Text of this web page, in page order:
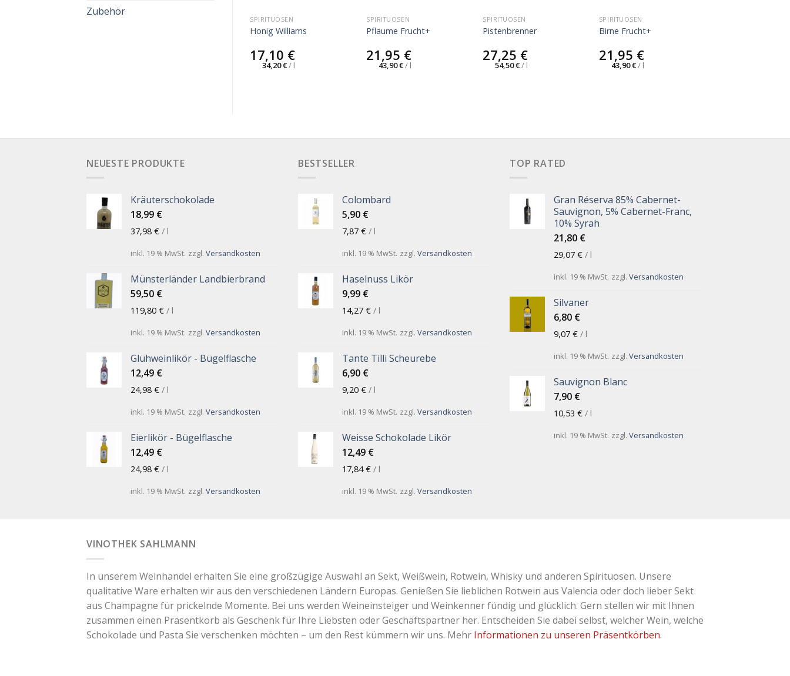
Zubehör
SPIRITUOSEN
Honig Williams
17,10 €
34,20€/ l
SPIRITUOSEN
Pflaume Frucht+
21,95 €
43,90€/ l
SPIRITUOSEN
Pistenbrenner
27,25 €
54,50€/ l
SPIRITUOSEN
Birne Frucht+
21,95 €
43,90€/ l
NEUESTE PRODUKTE
Kräuterschokolade
18,99 €
37,98 € / l
inkl. 19 % MwSt. zzgl. Versandkosten
Münsterländer Landbierbrand
59,50 €
119,80 € / l
inkl. 19 % MwSt. zzgl. Versandkosten
Glühweinlikör - Bügelflasche
12,49 €
24,98 € / l
inkl. 19 % MwSt. zzgl. Versandkosten
Eierlikör - Bügelflasche
12,49 €
24,98 € / l
inkl. 19 % MwSt. zzgl. Versandkosten
BESTSELLER
Colombard
5,90 €
7,87 €/ l
inkl. 19 % MwSt. zzgl. Versandkosten
Haselnuss Likör
9,99 €
14,27 €/ l
inkl. 19 % MwSt. zzgl. Versandkosten
Tante Tilli Scheurebe
6,90 €
9,20 €/ l
inkl. 19 % MwSt. zzgl. Versandkosten
Weisse Schokolade Likör
12,49 €
17,84€/ l
inkl. 19 % MwSt. zzgl. Versandkosten
TOP RATED
Gran Réserva 85% Cabernet-
Sauvignon, 5% Cabernet-Franc,
10% Syrah
21,80 €
29,07 €/ l
inkl. 19 % MwSt. zzgl. Versandkosten
Silvaner
6,80 €
9,07 €/ l
inkl. 19 % MwSt. zzgl. Versandkosten
Sauvignon Blanc
7,90 €
10,53 €/ l
inkl. 19 % MwSt. zzgl. Versandkosten
VINOTHEK SAHLMANN
In unserem Weinhandel erhalten Sie eine großzügige Auswahl an Sekt, Weißwein, Rotwein, Whisky und anderen Spirituosen. Unsere
qualitative Ware erhalten wir aus den verschiedenen Ländern Europas. Genießen Sie lieblichen Rotwein aus Valencia oder doch lieber Sekt
aus Champagne für prickelnde Momente. Bei uns werden Weineinsteiger und Weinkenner fündig und glücklich. Gern stellen wir mit Ihnen
zusammen einen Präsentkorb als Geschenk für Ihre Liebsten oder Geschäftspartner her. Entscheiden Sie dabei selbst, welcher Wein, welche
Schokolade und Pasta Sie verschenken möchten – um den Rest kümmern wir uns. Mehr Informationen zu unseren Präsentkörben.